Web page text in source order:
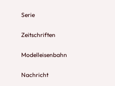
Serie
Zeitschriften
Modelleisenbahn
Nachricht